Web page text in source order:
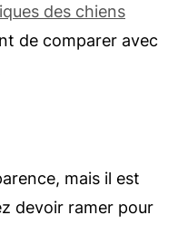
des chiens
de comparer avec
mais il est
devoir ramer pour